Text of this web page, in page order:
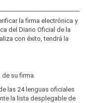
la firma electrónica y
del Diario Oficial de la
con éxito, tendrá la
su firma.
las 24 lenguas oficiales
la lista desplegable de